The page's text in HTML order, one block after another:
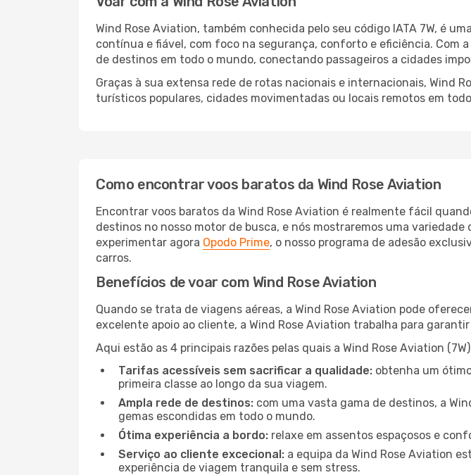
Wind Rose Aviation, também conhecida pelo seu código IATA 7W, é
contínua e fiável, com foco na segurança, conforto e eficiência. Com
de destinos em todo o mundo, conectando passageiros a cidades
Graças à sua extensa rede de rotas nacionais e internacionais, Wind
turísticos populares, cidades movimentadas ou locais remotos em
Como encontrar voos baratos da Wind Rose Aviation
Encontrar voos baratos da Wind Rose Aviation é realmente fácil
destinos no nosso motor de busca, e nós mostraremos uma
experimentar agora Opodo Prime, o nosso programa de adesão
carros.
Benefícios de voar com Wind Rose Aviation
Quando se trata de viagens aéreas, a Wind Rose Aviation pode
excelente apoio ao cliente, a Wind Rose Aviation trabalha para
Aqui estão as 4 principais razões pelas quais a Wind Rose Aviation
Tarifas acessíveis sem sacrificar a qualidade: obtenha um
primeira classe ao longo da sua viagem.
Ampla rede de destinos: com uma vasta gama de destinos, a
gemas escondidas em todo o mundo.
Ótima experiência a bordo: relaxe em assentos espaçosos e
Serviço ao cliente excecional: a equipa da Wind Rose Aviation
experiência de viagem tranquila e sem stress.